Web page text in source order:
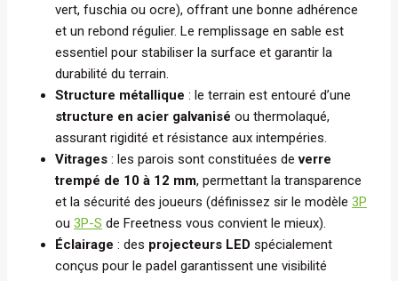
vert, fuschia ou ocre), offrant une bonne adhérence
et un rebond régulier. Le remplissage en sable est
essentiel pour stabiliser la surface et garantir la
durabilité du terrain.
Structure métallique : le terrain est entouré d’une
structure en acier galvanisé ou thermolaqué,
assurant rigidité et résistance aux intempéries.
Vitrages : les parois sont constituées deverre
trempé de 10 à 12 mm, permettant la transparence
et la sécurité des joueurs (définissez sir le modèle 3P
ou 3P-S de Freetness vous convient le mieux).
Éclairage : des projecteurs LED spécialement
conçus pour le padel garantissent une visibilité